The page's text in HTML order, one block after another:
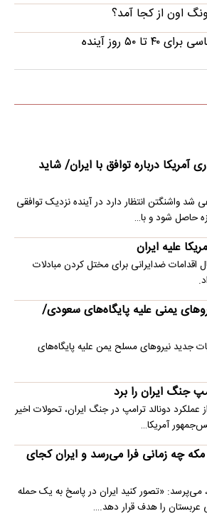
اون از کجا آمد؟
۵۰ روز آینده
آمریکا درباره توافق با ایران/ شاید
شد واشنگتن انتظار دارد در آینده نزدیک توافقی
علیه ایران
اقدامات ضدایرانی برای مختل کردن مبادلات
یمنی علیه پایگاه‌های سعودی/
جدید نیروهای مسلح یمن علیه پایگاه‌های
جنگ ایران را برد
عملکرد دونالد ترامپ در جنگ ایران، تحولات اخیر
آمریکا…
چه زمانی فرا می‌رسد و ایران کجای
می‌پرسد: «تصور کنید ایران در پاسخ به یک حمله
عربستان را هدف قرار دهد.…